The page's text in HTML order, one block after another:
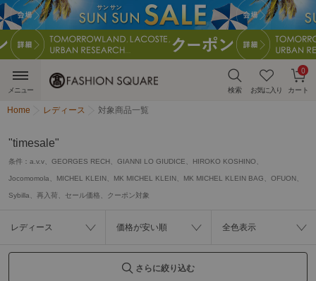
検索 お気に入り カート
0
メニュー
Home レディース 対象商品一覧
"timesale"
条件： a.v.v、GEORGES RECH、GIANNI LO GIUDICE、HIROKO KOSHINO、
Jocomomola、MICHEL KLEIN、MK MICHEL KLEIN、MK MICHEL KLEIN BAG、OFUON、
Sybilla、再入荷、セール価格、クーポン対象
レディース 価格が安い順 全色表示
さらに絞り込む